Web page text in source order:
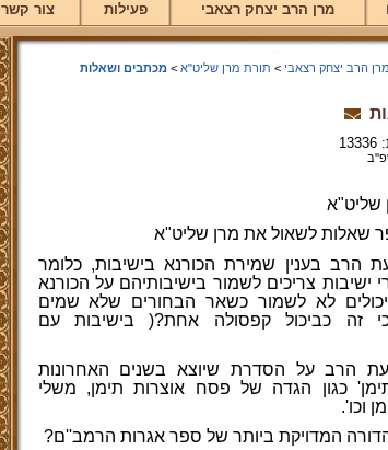
מרן הרב יצחק רצאבי פעילות צור קשר
מרן הרב יצחק רצאבי > תורת מרן שליט"א >מכתבים ושאלות
שליט"א
שאלות לשאול את מרן שליט"א
הרב בענין שמירת הכורנא בישיבות, כלומר
ישיבות צריכים לשמור בישיבותיהם על הכורנא
לא לשמור כשאר הבחורים שלא שמים
זה כביכול קפסולה אחת?( בישיבות עם
הרב על הסדרת שיוצא בשנים האחרונות
כגון הגדה של פסח אוצרות תימן, משלי
וכו'.
המדויקת ביותר של ספר אגרות הרמב''ם?